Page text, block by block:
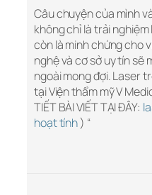
Câu chuyện của mình
không chỉ là trải
còn là minh chứng cho
nghệ và cơ sở uy tín sẽ
ngoài mong đợi. Laser
tại Viện thẩm mỹ V
TIẾT BÀI VIẾT TẠI ĐÂY:
hoạt tính) “